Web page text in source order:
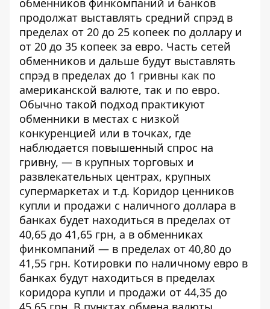
обменников финкомпаний и банков
продолжат выставлять средний спрэд в
пределах от 20 до 25 копеек по доллару и
от 20 до 35 копеек за евро. Часть сетей
обменников и дальше будут выставлять
спрэд в пределах до 1 гривны как по
американской валюте, так и по евро.
Обычно такой подход практикуют
обменники в местах с низкой
конкуренцией или в точках, где
наблюдается повышенный спрос на
гривну, — в крупных торговых и
развлекательных центрах, крупных
супермаркетах и ​​т.д. Коридор ценников
купли и продажи с наличного доллара в
банках будет находиться в пределах от
40,65 до 41,65 грн, а в обменниках
финкомпаний — в пределах от 40,80 до
41,55 грн. Котировки по наличному евро в
банках будут находиться в пределах
коридора купли и продажи от 44,35 до